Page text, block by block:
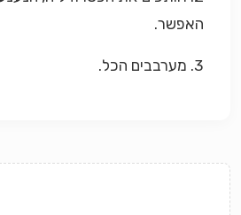
האפשר.
3. מערבבים הכל.